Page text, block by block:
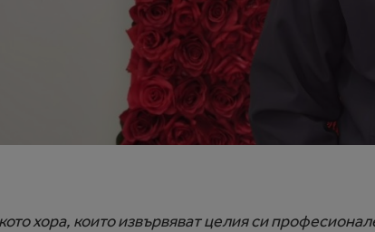
хора, които извървяват целия си